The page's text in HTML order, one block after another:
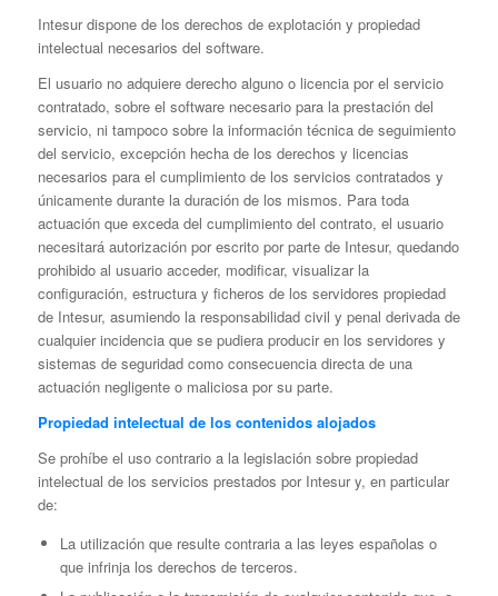
Intesur dispone de los derechos de explotación y propiedad
intelectual necesarios del software.
El usuario no adquiere derecho alguno o licencia por el servicio
contratado, sobre el software necesario para la prestación del
servicio, ni tampoco sobre la información técnica de seguimiento
del servicio, excepción hecha de los derechos y licencias
necesarios para el cumplimiento de los servicios contratados y
únicamente durante la duración de los mismos. Para toda
actuación que exceda del cumplimiento del contrato, el usuario
necesitará autorización por escrito por parte de Intesur, quedando
prohibido al usuario acceder, modificar, visualizar la
configuración, estructura y ficheros de los servidores propiedad
de Intesur, asumiendo la responsabilidad civil y penal derivada de
cualquier incidencia que se pudiera producir en los servidores y
sistemas de seguridad como consecuencia directa de una
actuación negligente o maliciosa por su parte.
Propiedad intelectual de los contenidos alojados
Se prohíbe el uso contrario a la legislación sobre propiedad
intelectual de los servicios prestados por Intesur y, en particular
de:
La utilización que resulte contraria a las leyes españolas o
que infrinja los derechos de terceros.